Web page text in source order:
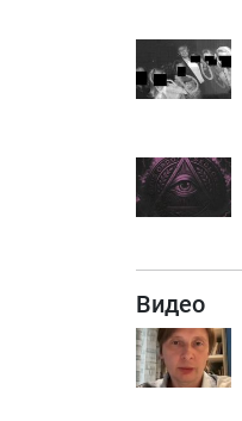
Видео